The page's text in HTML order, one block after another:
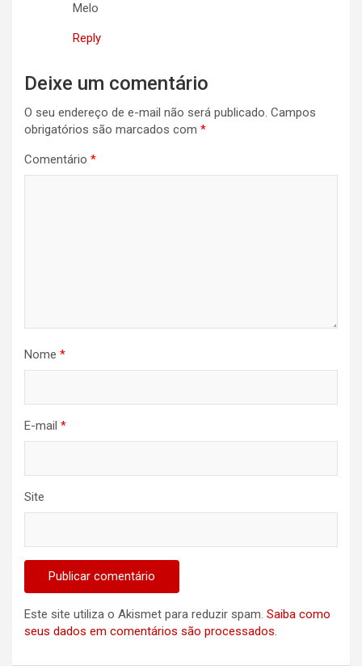
Melo
Reply
Deixe um comentário
O seu endereço de e-mail não será publicado. Campos
obrigatórios são marcados com *
Comentário *
Nome *
E-mail *
Site
Este site utiliza o Akismet para reduzir spam. Saiba como
seus dados em comentários são processados.